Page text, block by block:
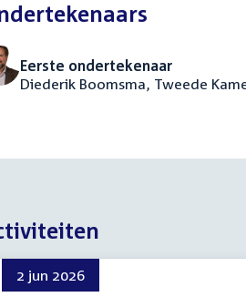
Eerste ondertekenaar
Diederik Boomsma, Tweede
2 jun 2026